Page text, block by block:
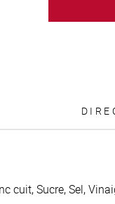
cuit, Sucre, Sel,